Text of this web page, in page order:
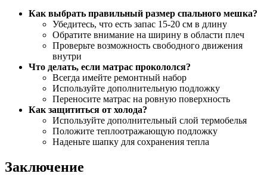
Как выбрать правильный размер спального мешка?
Убедитесь, что есть запас 15-20 см в длину
Обратите внимание на ширину в области плеч
Проверьте возможность свободного движения
внутри
Что делать, если матрас прокололся?
Всегда имейте ремонтный набор
Используйте дополнительную подложку
Переносите матрас на ровную поверхность
Как защититься от холода?
Используйте дополнительный слой термобелья
Положите теплоотражающую подложку
Наденьте шапку для сохранения тепла
Заключение